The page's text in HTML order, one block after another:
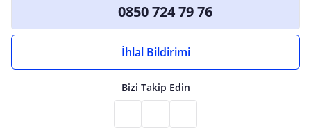
0850 724 79 76
İhlal Bildirimi
Bizi Takip Edin